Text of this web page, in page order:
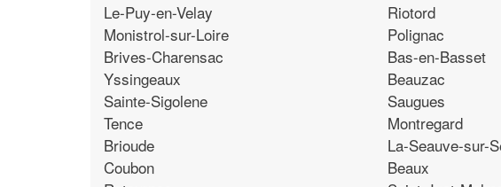
Le-Puy-en-Velay
Monistrol-sur-Loire
Brives-Charensac
Yssingeaux
Sainte-Sigolene
Tence
Brioude
Coubon
Riotord
Polignac
Bas-en-Basset
Beauzac
Saugues
Montregard
La-Seauve-sur-
Beaux